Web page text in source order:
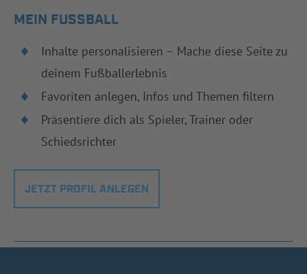
MEIN FUSSBALL
Inhalte personalisieren – Mache diese Seite zu
deinem Fußballerlebnis
Favoriten anlegen, Infos und Themen filtern
Präsentiere dich als Spieler, Trainer oder
Schiedsrichter
JETZT PROFIL ANLEGEN